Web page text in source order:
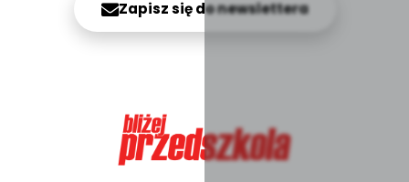
Zapisz się do newslettera